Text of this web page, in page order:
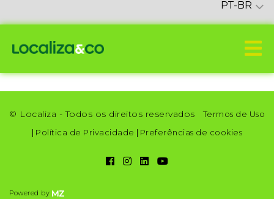
PT-BR
© Localiza - Todos os direitos reservados
Termos de Uso
| Política de Privacidade | Preferências de cookies
Powered by